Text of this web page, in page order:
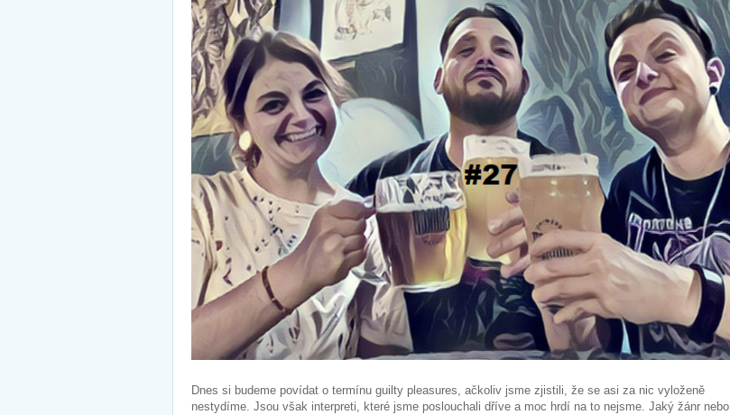
Dnes si budeme povídat o termínu guilty pleasures, ačkoliv jsme zjistili, že se asi za nic vyloženě
nestydíme. Jsou však interpreti, které jsme poslouchali dříve a moc hrdí na to nejsme. Jaký žánr nebo